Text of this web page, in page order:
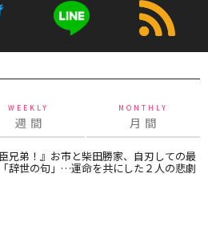
WEEKLY
週 間
MONTHLY
月 間
臣兄弟！』お市と柴田勝家、自刃しての最
辞世の句」…運命を共にした２人の悲劇